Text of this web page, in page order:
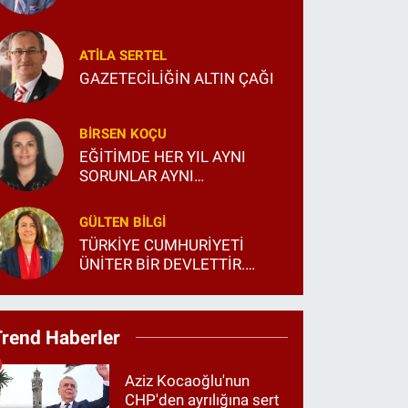
ATILA SERTEL
GAZETECİLİĞİN ALTIN ÇAĞI
BIRSEN KOÇU
EĞİTİMDE HER YIL AYNI
SORUNLAR AYNI
GÜLTEN BILGI
TÜRKİYE CUMHURİYETİ
ÜNİTER BİR DEVLETTİR.
Haberler
Aziz Kocaoğlu'nun
CHP'den ayrılığına sert